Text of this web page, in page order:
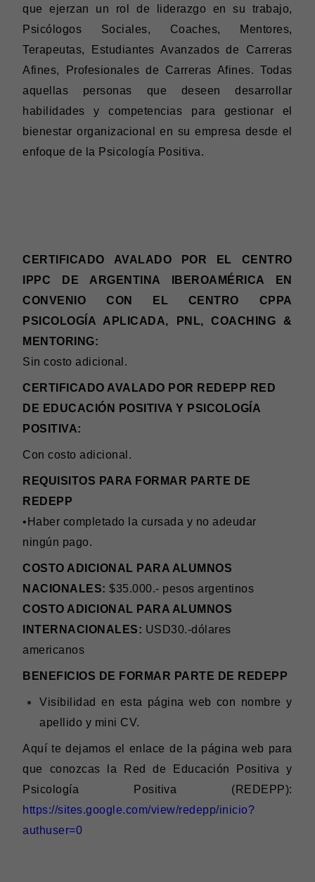
que ejerzan un rol de liderazgo en su trabajo,
Psicólogos Sociales, Coaches, Mentores,
Terapeutas, Estudiantes Avanzados de Carreras
Afines, Profesionales de Carreras Afines. Todas
aquellas personas que deseen desarrollar
habilidades y competencias para gestionar el
bienestar organizacional en su empresa desde el
enfoque de la Psicología Positiva.
CERTIFICADO AVALADO POR EL CENTRO
IPPC DE ARGENTINA IBEROAMÉRICA EN
CONVENIO CON EL CENTRO CPPA
PSICOLOGÍA APLICADA, PNL, COACHING &
MENTORING:
Sin costo adicional.
CERTIFICADO AVALADO POR REDEPP RED
DE EDUCACIÓN POSITIVA Y PSICOLOGÍA
POSITIVA:
Con costo adicional.
REQUISITOS PARA FORMAR PARTE DE
REDEPP
•Haber completado la cursada y no adeudar
ningún pago.
COSTO ADICIONAL PARA ALUMNOS
NACIONALES: $35.000.- pesos argentinos
COSTO ADICIONAL PARA ALUMNOS
INTERNACIONALES: USD30.-dólares
americanos
BENEFICIOS DE FORMAR PARTE DE REDEPP
Visibilidad en esta página web con nombre y
apellido y mini CV.
Aquí te dejamos el enlace de la página web para
que conozcas la Red de Educación Positiva y
Psicología Positiva (REDEPP):
https://sites.google.com/view/redepp/inicio?
authuser=0